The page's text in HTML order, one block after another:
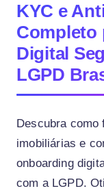
KYC e
Completo
Digital
LGPD
Descubra como
imobiliárias e
onboarding
com a LGPD.